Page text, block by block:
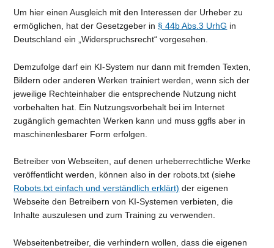
Um hier einen Ausgleich mit den Interessen der Urheber zu
ermöglichen, hat der Gesetzgeber in § 44b Abs.3 UrhG in
Deutschland ein „Widerspruchsrecht“ vorgesehen.
Demzufolge darf ein KI-System nur dann mit fremden Texten,
Bildern oder anderen Werken trainiert werden, wenn sich der
jeweilige Rechteinhaber die entsprechende Nutzung nicht
vorbehalten hat. Ein Nutzungsvorbehalt bei im Internet
zugänglich gemachten Werken kann und muss ggfls aber in
maschinenlesbarer Form erfolgen.
Betreiber von Webseiten, auf denen urheberrechtliche Werke
veröffentlicht werden, können also in der robots.txt (siehe
Robots.txt einfach und verständlich erklärt) der eigenen
Webseite den Betreibern von KI-Systemen verbieten, die
Inhalte auszulesen und zum Training zu verwenden.
Webseitenbetreiber, die verhindern wollen, dass die eigenen